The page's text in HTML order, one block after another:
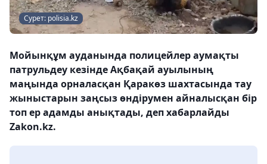
Сурет: polisia.kz
Мойынқұм ауданында полицейлер аумақты
патрульдеу кезінде Ақбақай ауылының
маңында орналасқан Қаракөз шахтасында тау
жыныстарын заңсыз өндірумен айналысқан бір
топ ер адамды анықтады, деп хабарлайды
Zakon.kz.